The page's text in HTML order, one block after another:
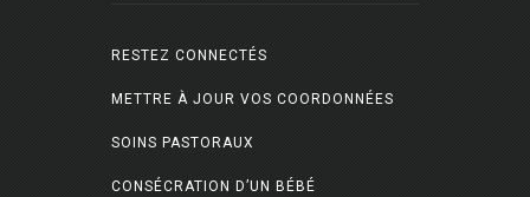
RESTEZ CONNECTÉS
METTRE À JOUR VOS COORDONNÉES
SOINS PASTORAUX
CONSÉCRATION D’UN BÉBÉ